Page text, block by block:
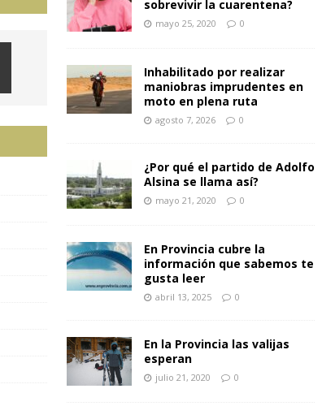
sobrevivir la cuarentena?
mayo 25, 2020 0
Inhabilitado por realizar
maniobras imprudentes en
moto en plena ruta
agosto 7, 2026 0
¿Por qué el partido de Adolfo
Alsina se llama así?
mayo 21, 2020 0
En Provincia cubre la
información que sabemos te
gusta leer
abril 13, 2025 0
En la Provincia las valijas
esperan
julio 21, 2020 0